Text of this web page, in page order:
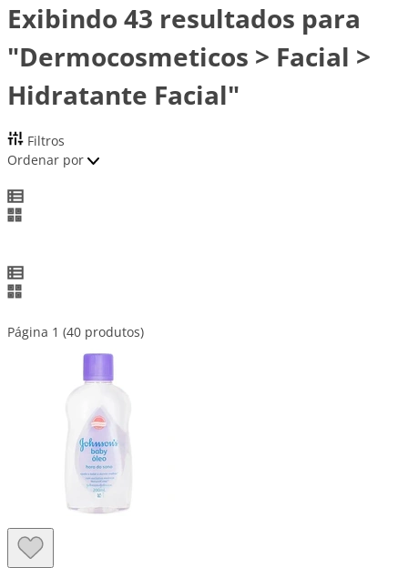
Exibindo 43 resultados para
"Dermocosmeticos > Facial >
Hidratante Facial"
Filtros
Ordenar por
Página 1 (40 produtos)